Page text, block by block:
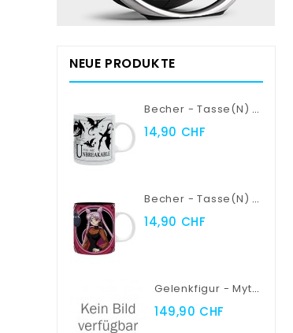
NEUE PRODUKTE
Becher - Tasse(n) - Fourth Wing - Violent Little Thing
14,90 CHF
Becher - Tasse(n) - Sailor Moon - Sailor Moon Vs Black Lady
14,90 CHF
Gelenkfigur - Myth Cloth EX - Saint Seiya - Pegasus Seiya
149,90 CHF